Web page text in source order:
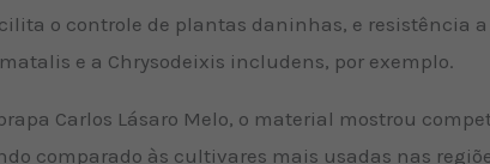
o controle de plantas daninhas, e resistência
e a Chrysodeixis includens, por exemplo.
Carlos Lásaro Melo, o material mostrou
comparado às cultivares mais usadas nas